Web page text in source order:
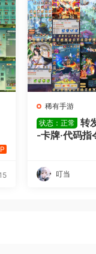
稀有手游
状态：正常
转
-卡牌·代码指
叮当